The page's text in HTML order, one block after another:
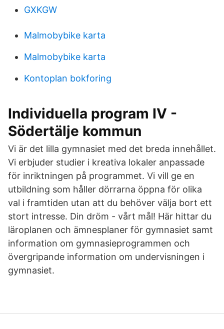
GXKGW
Malmobybike karta
Malmobybike karta
Kontoplan bokforing
Individuella program IV -
Södertälje kommun
Vi är det lilla gymnasiet med det breda innehållet.
Vi erbjuder studier i kreativa lokaler anpassade
för inriktningen på programmet. Vi vill ge en
utbildning som håller dörrarna öppna för olika
val i framtiden utan att du behöver välja bort ett
stort intresse. Din dröm - vårt mål! Här hittar du
läroplanen och ämnesplaner för gymnasiet samt
information om gymnasieprogrammen och
övergripande information om undervisningen i
gymnasiet.